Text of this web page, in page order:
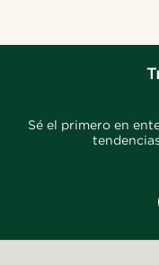
Sé el primero en